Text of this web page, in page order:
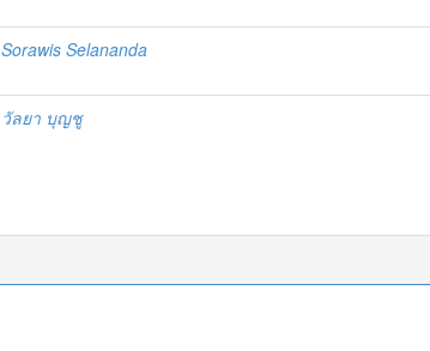
Sorawis Selananda
วัลยา บุญชู